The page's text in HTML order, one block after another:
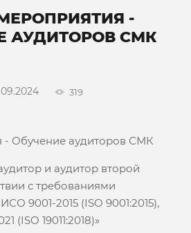
-
АУДИТОРОВ СМК
319
Обучение аудиторов СМК
и аудитор второй
с требованиями
9001-2015 (ISO 9001:2015),
(ISO 19011:2018)»